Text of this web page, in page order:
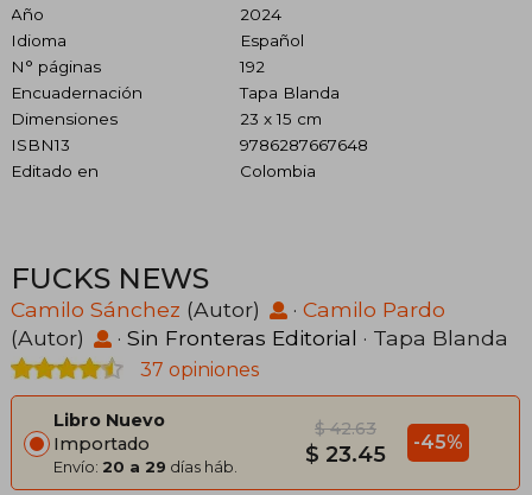
Año
2024
Idioma
Español
N° páginas
192
Encuadernación
Tapa Blanda
Dimensiones
23 x 15 cm
ISBN13
9786287667648
Editado en
Colombia
FUCKS NEWS
Camilo Sánchez (Autor) · Camilo Pardo
(Autor)
· Sin Fronteras Editorial · Tapa Blanda
37 opiniones
Libro Nuevo
Importado
Envío: 20 a 29 días háb.
$ 42.63
$ 23.45 -45%